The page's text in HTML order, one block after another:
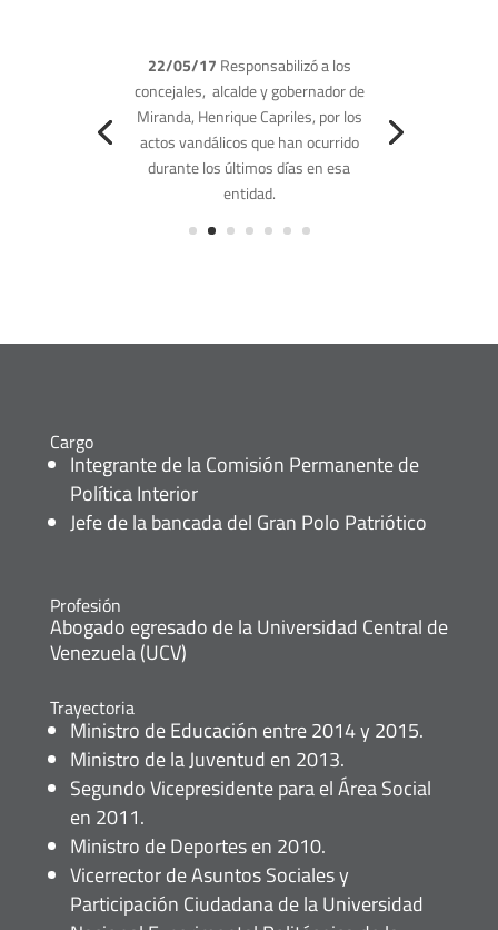
(22/03/17)
Cargo
Integrante de la Comisión Permanente de
Política Interior
Jefe de la bancada del Gran Polo Patriótico
Profesión
Abogado egresado de la Universidad Central de
Venezuela (UCV)
Trayectoria
Ministro de Educación entre 2014 y 2015.
Ministro de la Juventud en 2013.
Segundo Vicepresidente para el Área Social
en 2011.
Ministro de Deportes en 2010.
Vicerrector de Asuntos Sociales y
Participación Ciudadana de la Universidad